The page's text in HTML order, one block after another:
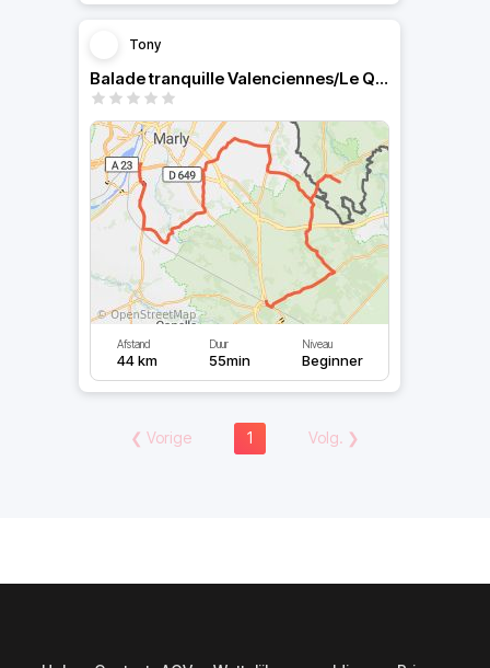
Tony
Balade tranquille Valenciennes/Le Quesnoy
Afstand
44 km
Duur
55min
Niveau
Beginner
❮ Vorige 1 Volg. ❯